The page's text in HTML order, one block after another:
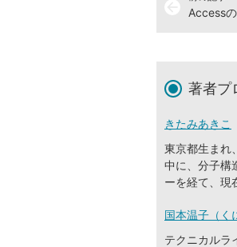
著者プ
きたみあきこ
東京都生まれ
中に、分子構
ーを経て、現
国本温子（く
テクニカルラ